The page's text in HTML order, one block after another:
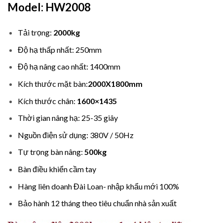
Model: HW2008
Tải trọng: 2000kg
Độ hạ thấp nhất: 250mm
Độ hạ nâng cao nhất: 1400mm
Kích thước mặt bàn:2000X1800mm
Kích thước chân: 1600×1435
Thời gian nâng hạ: 25-35 giây
Nguồn điện sử dụng: 380V / 50Hz
Tự trọng bàn nâng: 500kg
Bàn điều khiển cầm tay
Hàng liên doanh Đài Loan- nhập khẩu mới 100%
Bảo hành 12 tháng theo tiêu chuẩn nhà sản xuất